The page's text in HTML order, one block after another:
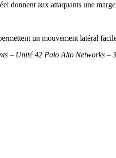
donnent aux attaquants une
un mouvement latéral
– Unité 42 Palo Alto Networks –